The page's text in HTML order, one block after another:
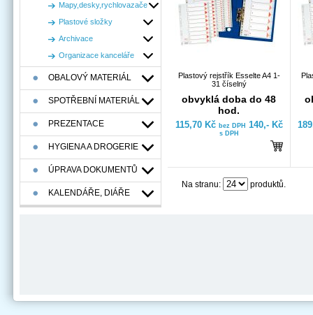
Mapy,desky,rychlovazače
Plastové složky
Archivace
Organizace kanceláře
OBALOVÝ MATERIÁL
SPOTŘEBNÍ MATERIÁL
PREZENTACE
HYGIENA A DROGERIE
ÚPRAVA DOKUMENTŮ
KALENDÁŘE, DIÁŘE
Plastový rejstřík Esselte A4 1-
31 číselný
obvyklá doba do 48
hod.
115,70 Kč bez DPH 140,- Kč
s DPH
Na stranu: produktů.